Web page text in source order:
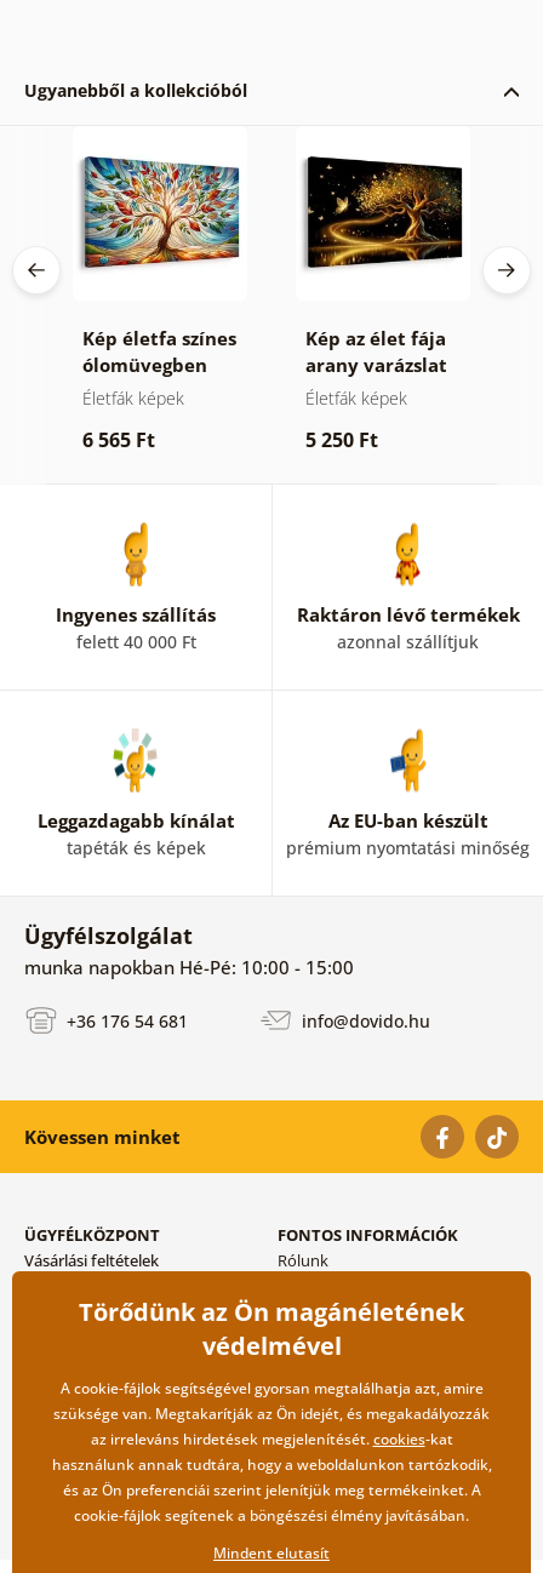
Ugyanebből a kollekcióból
Kép életfa színes
ólomüvegben
Életfák képek
6 565 Ft
Kép az élet fája
arany varázslat
Életfák képek
5 250 Ft
Ingyenes szállítás
felett 40 000 Ft
Raktáron lévő termékek
azonnal szállítjuk
Leggazdagabb kínálat
tapéták és képek
Az EU-ban készült
prémium nyomtatási minőség
Ügyfélszolgálat
munka napokban Hé-Pé: 10:00 - 15:00
+36 176 54 681 info@dovido.hu
Kövessen minket
ÜGYFÉLKÖZPONT
Vásárlási feltételek
Szállítási és fizetési módok
FONTOS INFORMÁCIÓK
Rólunk
Blog
Kapcsolat
Nagykereskedelmi
együttműködés
Törődünk az Ön magánéletének
védelmével
A cookie-fájlok segítségével gyorsan megtalálhatja azt, amire
szüksége van. Megtakarítják az Ön idejét, és megakadályozzák
az irreleváns hirdetések megjelenítését.cookies-kat
használunk annak tudtára, hogy a weboldalunkon tartózkodik,
és az Ön preferenciái szerint jelenítjük meg termékeinket. A
cookie-fájlok segítenek a böngészési élmény javításában.
Mindent elutasít